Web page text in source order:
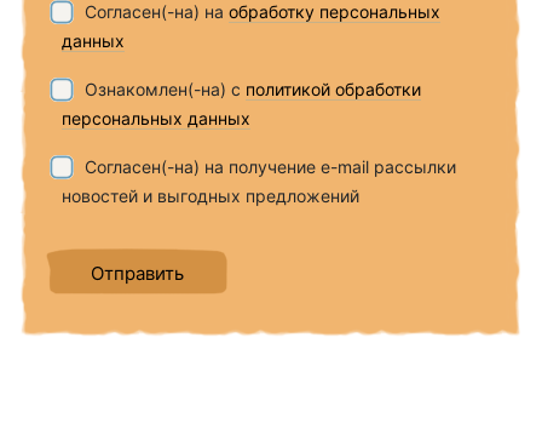
Согласен(-на) на обработку персональных
данных
Ознакомлен(-на) с политикой обработки
персональных данных
Согласен(-на) на получение e-mail рассылки
новостей и выгодных предложений